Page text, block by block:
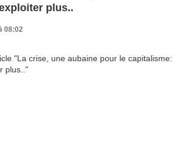
plus..
08:02